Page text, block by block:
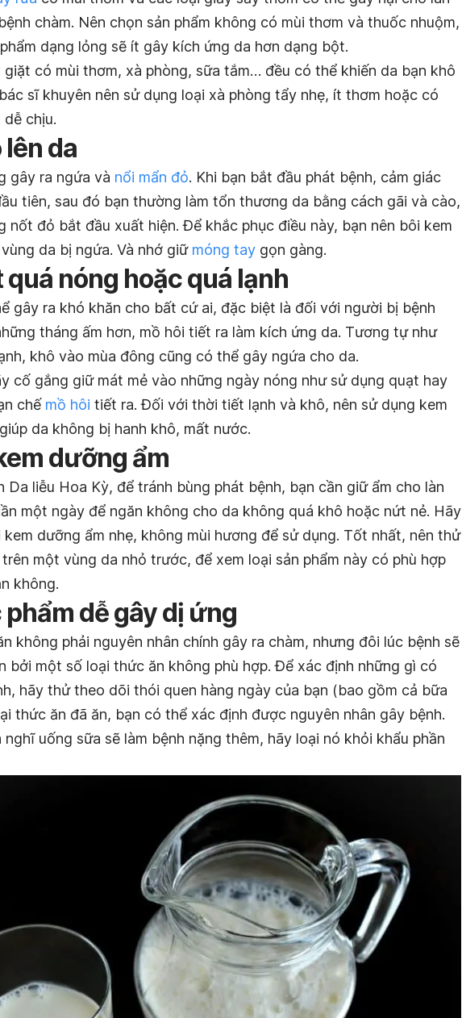
chàm. Nên chọn sản phẩm không có mùi thơm và thuốc nhuộm,
dạng lỏng sẽ ít gây kích ứng da hơn dạng bột.
có mùi thơm, xà phòng, sữa tắm… đều có thể khiến da bạn khô
sĩ khuyên nên sử dụng loại xà phòng tẩy nhẹ, ít thơm hoặc có
dễ chịu.
lên da
gây ra ngứa và nổi mẩn đỏ. Khi bạn bắt đầu phát bệnh, cảm giác
tiên, sau đó bạn thường làm tổn thương da bằng cách gãi và cào,
nốt đỏ bắt đầu xuất hiện. Để khắc phục điều này, bạn nên bôi kem
da bị ngứa. Và nhớ giữ móng tay gọn gàng.
nóng hoặc quá lạnh
gây ra khó khăn cho bất cứ ai, đặc biệt là đối với người bị bệnh
tháng ấm hơn, mồ hôi tiết ra làm kích ứng da. Tương tự như
khô vào mùa đông cũng có thể gây ngứa cho da.
cố gắng giữ mát mẻ vào những ngày nóng như sử dụng quạt hay
chế mồ hôi tiết ra. Đối với thời tiết lạnh và khô, nên sử dụng kem
da không bị hanh khô, mất nước.
dưỡng ẩm
Da liễu Hoa Kỳ, để tránh bùng phát bệnh, bạn cần giữ ẩm cho làn
một ngày để ngăn không cho da không quá khô hoặc nứt nẻ. Hãy
dưỡng ẩm nhẹ, không mùi hương để sử dụng. Tốt nhất, nên thử
một vùng da nhỏ trước, để xem loại sản phẩm này có phù hợp
không.
dễ gây dị ứng
không phải nguyên nhân chính gây ra chàm, nhưng đôi lúc bệnh sẽ
bởi một số loại thức ăn không phù hợp. Để xác định những gì có
hãy thử theo dõi thói quen hàng ngày của bạn (bao gồm cả bữa
thức ăn đã ăn, bạn có thể xác định được nguyên nhân gây bệnh.
nghĩ uống sữa sẽ làm bệnh nặng thêm, hãy loại nó khỏi khẩu phần